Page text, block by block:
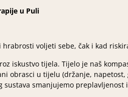
u Puli
voljeti sebe, čak i kad
iskustvo tijela. Tijelo je naš
obrasci u tijelu (držanje,
sustava smanjujemo